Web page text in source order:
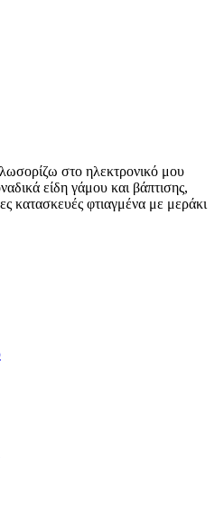
στο ηλεκτρονικό μου
είδη γάμου και βάπτισης,
κατασκευές φτιαγμένα με μεράκι